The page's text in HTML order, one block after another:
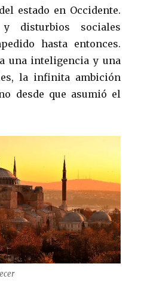
estado en Occidente.
y disturbios sociales
hasta entonces.
una inteligencia y una
la infinita ambición
desde que asumió el